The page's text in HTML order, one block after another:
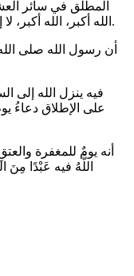
المطلق في سائر
الله أكبر، الله أكبر، لا إله إلا الله، والله أكبر، الله أكبر، ولله الحمد).
على الإطلاق دعاءُ
اللَّهُ فيه عَبْدًا مِنَ